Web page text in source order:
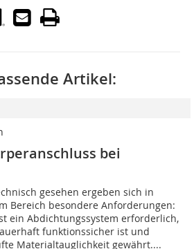
Artikel:
bei
gesehen ergeben sich in
Bereich besondere Anforderungen:
ein Abdichtungssystem erforderlich,
funktionssicher ist und
Materialtauglichkeit gewährt....